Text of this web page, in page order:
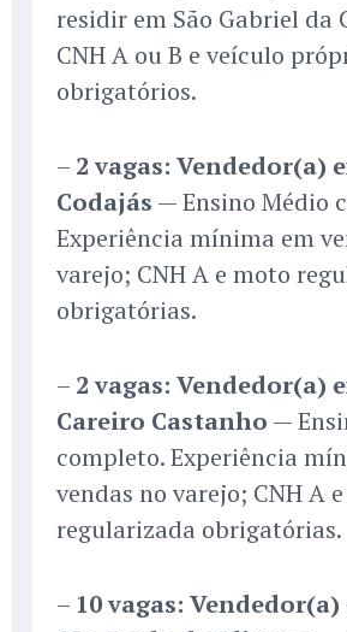
residir em São Gabriel da
CNH A ou B e veículo
obrigatórios.
– 2 vagas: Vendedor(a)
Codajás — Ensino Médio
Experiência mínima em
varejo; CNH A e moto
obrigatórias.
– 2 vagas: Vendedor(a)
Careiro Castanho —
completo. Experiência
vendas no varejo; CNH A
regularizada obrigatórias.
– 10 vagas: